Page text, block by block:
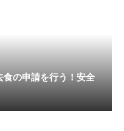
の申請を行う！安全